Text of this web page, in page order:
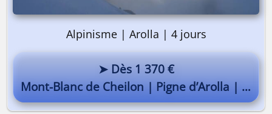
On y va ? 🎒
Pourquoi pas
Alpinisme | Arolla | 4 jours
➤ Dès 1 370 €
Mont-Blanc de Cheilon | Pigne d’Arolla | Evêque